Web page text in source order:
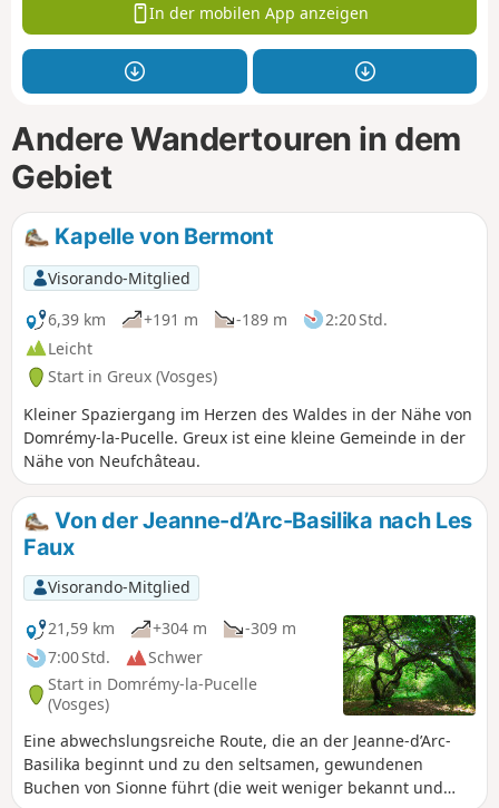
In der mobilen App anzeigen
Andere Wandertouren in dem
Gebiet
Kapelle von Bermont
Visorando-Mitglied
6,39 km
+191 m -189 m
2:20 Std.
Leicht
Start in Greux (Vosges)
Kleiner Spaziergang im Herzen des Waldes in der Nähe von
Domrémy-la-Pucelle. Greux ist eine kleine Gemeinde in der
Nähe von Neufchâteau.
Von der Jeanne-d’Arc-Basilika nach Les
Faux
Visorando-Mitglied
21,59 km
+304 m
-309 m
7:00 Std.
Schwer
Start in Domrémy-la-Pucelle
(Vosges)
Eine abwechslungsreiche Route, die an der Jeanne-d’Arc-
Basilika beginnt und zu den seltsamen, gewundenen
Buchen von Sionne führt (die weit weniger bekannt und